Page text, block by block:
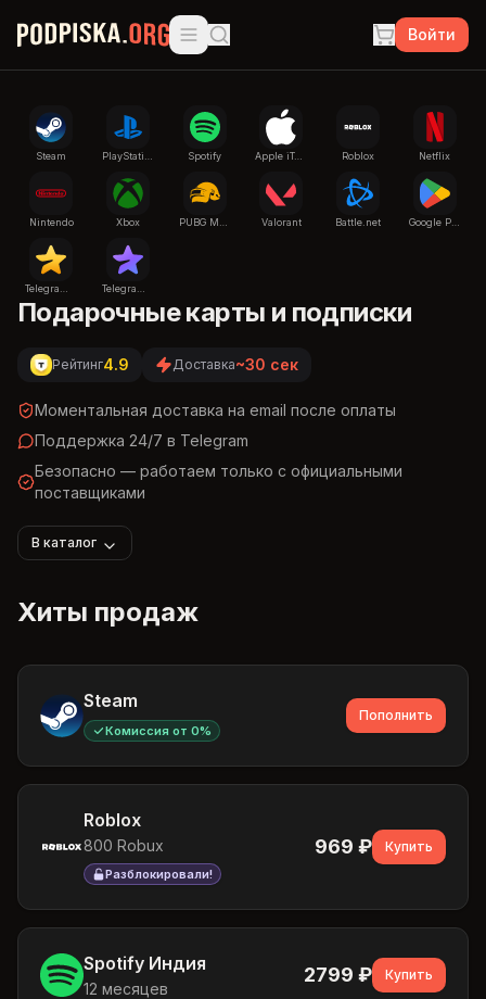
Перейти к основному содержимому
Войти
Steam Spotify Apple iTunes Roblox Netflix
Nintendo Xbox Valorant Battle.net Google Play
Подарочные карты и подписки
Рейтинг4.9 Доставка~30 сек
Моментальная доставка на email после оплаты
Поддержка 24/7 в Telegram
Безопасно — работаем только с официальными
поставщиками
В каталог
Хиты продаж
Steam
Комиссия от 0%
Пополнить
Roblox
800 Robux
Разблокировали!
969 ₽ Купить
Spotify Индия
12 месяцев
2799 ₽ Купить